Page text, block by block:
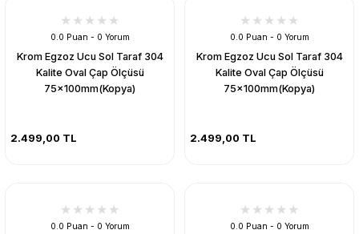
0.0 Puan - 0 Yorum
Krom Egzoz Ucu Sol Taraf 304
Kalite Oval Çap Ölçüsü
75x100mm(Kopya)
2.499,00 TL
0.0 Puan - 0 Yorum
Krom Egzoz Ucu Sol Taraf 304
Kalite Oval Çap Ölçüsü
75x100mm(Kopya)
2.499,00 TL
0.0 Puan - 0 Yorum 0.0 Puan - 0 Yorum